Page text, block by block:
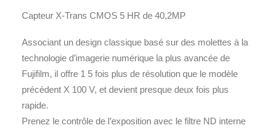
Capteur X-Trans CMOS 5 HR de 40,2MP
Associant un design classique basé sur des molettes à la
technologie d’imagerie numérique la plus avancée de
Fujifilm, il offre 1 5 fois plus de résolution que le modèle
précédent X 100 V, et devient presque deux fois plus
rapide.
Prenez le contrôle de l’exposition avec le filtre ND interne